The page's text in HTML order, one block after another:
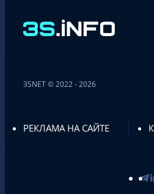
3SNET © 2022 - 2026
РЕКЛАМА НА САЙТЕ